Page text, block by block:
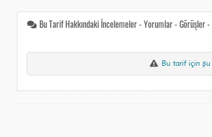
Bu Tarif Hakkındaki İncelemeler - Yorumlar - Görüşler -
Bu tarif için şu